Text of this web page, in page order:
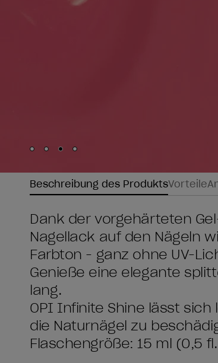
Skip to slide
Skip to slide
Skip to slide
Skip to slide
Beschreibung des ProduktsVorteile
Dank der vorgehärteten
Nagellack auf den Nägeln
Farbton - ganz ohne UV-
Genieße eine elegante
lang.
OPI Infinite Shine lässt
die Naturnägel zu
Flaschengröße: 15 ml (0,5 fl.